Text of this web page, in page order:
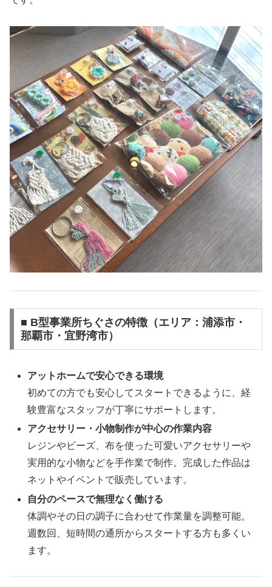
■ B型事業所ちぐさの特徴（エリア：浦添市・
那覇市・宜野湾市）
アットホームで安心できる環境
初めての方でも安心してスタートできるように、経
験豊富なスタッフが丁寧にサポートします。
アクセサリー・小物制作が中心の作業内容
レジンやビーズ、布を使った可愛いアクセサリーや
実用的な小物などを手作業で制作。完成した作品は
ネットやイベントで販売しています。
自分のペースで無理なく働ける
体調やその日の調子に合わせて作業量を調整可能。
週数回、短時間の通所からスタートする方も多くい
ます。